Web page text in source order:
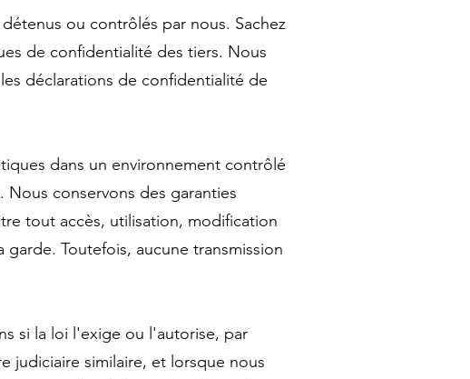
ou contrôlés par nous. Sachez
de confidentialité des tiers. Nous
déclarations de confidentialité de
dans un environnement contrôlé
conservons des garanties
tout accès, utilisation, modification
Toutefois, aucune transmission
si la loi l'exige ou l'autorise, par
judiciaire similaire, et lorsque nous